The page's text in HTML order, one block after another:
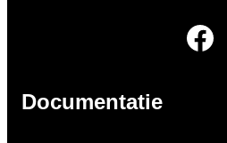
Facebook
Documentatie